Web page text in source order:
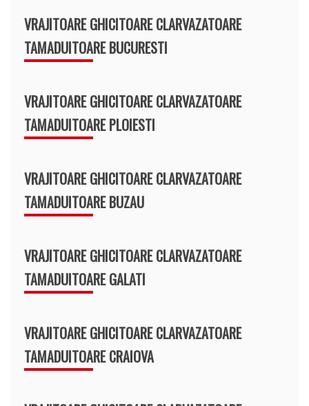
VRAJITOARE GHICITOARE CLARVAZATOARE
TAMADUITOARE BUCURESTI
VRAJITOARE GHICITOARE CLARVAZATOARE
TAMADUITOARE PLOIESTI
VRAJITOARE GHICITOARE CLARVAZATOARE
TAMADUITOARE BUZAU
VRAJITOARE GHICITOARE CLARVAZATOARE
TAMADUITOARE GALATI
VRAJITOARE GHICITOARE CLARVAZATOARE
TAMADUITOARE CRAIOVA